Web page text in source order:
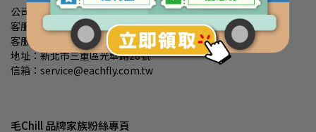
公司名稱：宜輝企業有限公司
客服專線：(02)2999 8528
客服時間：09:00-17:00
地址：新北市三重區光華路28號
信箱：service@eachfly.com.tw
毛Chill 品牌家族粉絲專頁